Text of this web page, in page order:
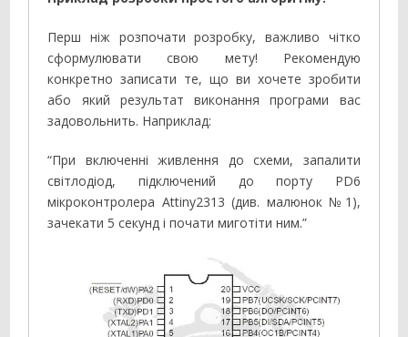
Перш ніж розпочати розробку, важливо чітко
сформулювати свою мету! Рекомендую
конкретно записати те, що ви хочете зробити
або який результат виконання програми вас
задовольнить. Наприклад:
“При включенні живлення до схеми, запалити
світлодіод, підключений до порту PD6
мікроконтролера Attiny2313 (див. малюнок №1),
зачекати 5 секунд і почати миготіти ним.”